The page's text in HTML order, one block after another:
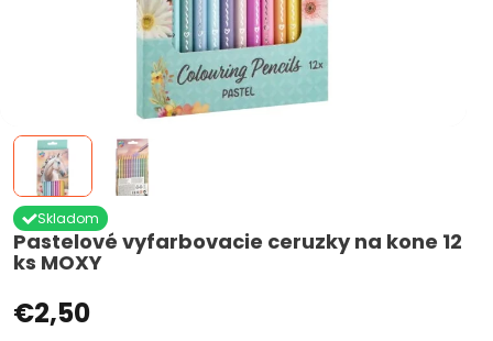
Pastelové vyfarbovacie ceruzky na kone 12
ks MOXY
Skladom
€2,50